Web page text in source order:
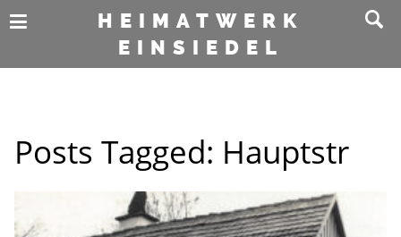
HEIMATWERK
EINSIEDEL
Posts Tagged: Hauptstr